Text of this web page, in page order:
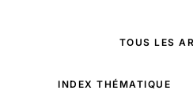
TOUS LES
INDEX THÉMATIQUE